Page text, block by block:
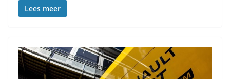
Lees meer